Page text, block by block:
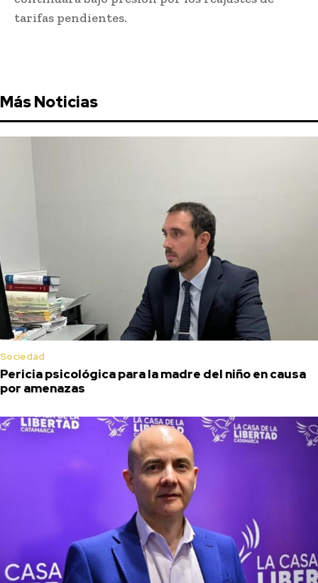
tarifas pendientes.
Más Noticias
Sociedad
Pericia psicológica para la madre del niño en causa
por amenazas